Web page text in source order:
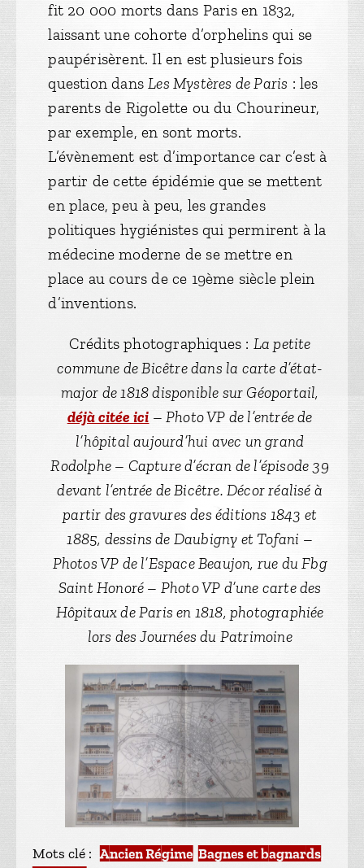
fit 20 000 morts dans Paris en 1832,
laissant une cohorte d’orphelins qui se
paupérisèrent. Il en est plusieurs fois
question dansLes Mystères de Paris : les
parents de Rigolette ou du Chourineur,
par exemple, en sont morts.
L’évènement est d’importance car c’est à
partir de cette épidémie que se mettent
en place, peu à peu, les grandes
politiques hygiénistes qui permirent à la
médecine moderne de se mettre en
place au cours de ce 19ème siècle plein
d’inventions.
Crédits photographiques : La petite
commune de Bicêtre dans la carte d’état-
major de 1818 disponible sur Géoportail,
déjà citée ici – Photo VP de l’entrée de
l’hôpital aujourd’hui avec un grand
Rodolphe – Capture d’écran de l’épisode 39
devant l’entrée de Bicêtre. Décor réalisé à
partir des gravures des éditions 1843 et
1885, dessins de Daubigny et Tofani –
Photos VP de l’Espace Beaujon, rue du Fbg
Saint Honoré – Photo VP d’une carte des
Hôpitaux de Paris en 1818, photographiée
lors des Journées du Patrimoine
Mots clé : Ancien Régime, Bagnes et bagnards